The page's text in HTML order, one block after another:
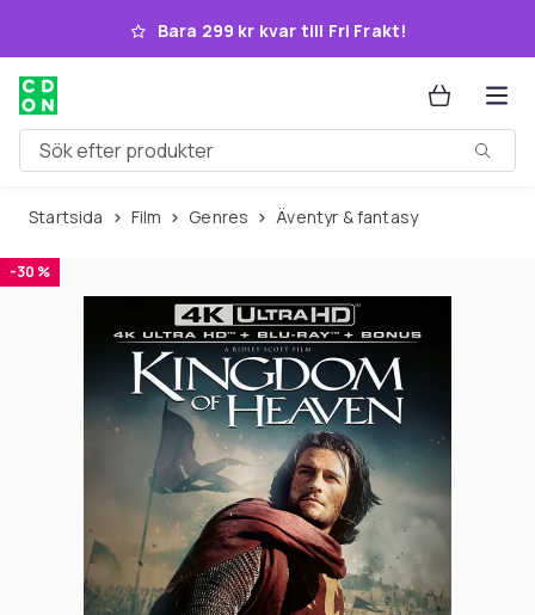
Hoppa till huvudinnehållet
Bara 299 kr kvar till Fri Frakt!
Sök efter produkter
Startsida Film Genres Äventyr & fantasy
-30 %